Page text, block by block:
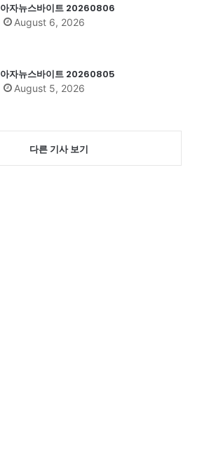
아자뉴스바이트 20260806
August 6, 2026
아자뉴스바이트 20260805
August 5, 2026
다른 기사 보기